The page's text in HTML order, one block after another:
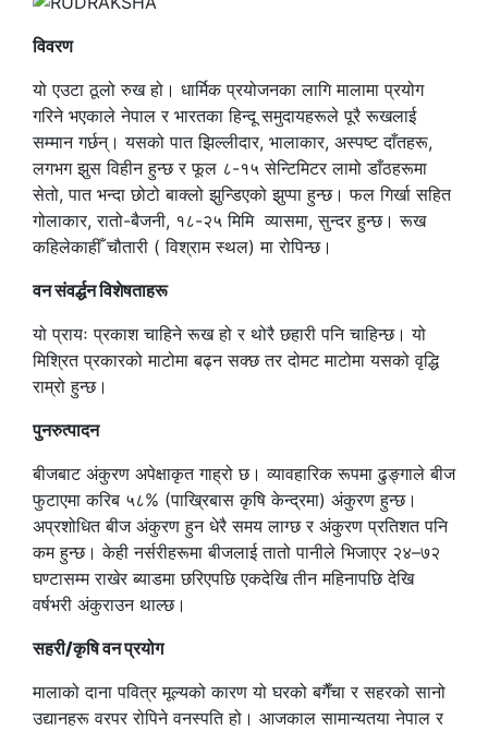
विवरण
यो एउटा ठूलो रुख हो। धार्मिक प्रयोजनका लागि मालामा प्रयोग
गरिने भएकाले नेपाल र भारतका हिन्दू समुदायहरूले पूरै रूखलाई
सम्मान गर्छन्। यसको पात झिल्लीदार, भालाकार, अस्पष्ट दाँतहरू,
लगभग झुस विहीन हुन्छ र फूल ८-१५ सेन्टिमिटर लामो डाँठहरूमा
सेतो, पात भन्दा छोटो बाक्लो झुन्डिएको झुप्पा हुन्छ। फल गिर्खा सहित
गोलाकार, रातो-बैजनी, १८-२५ मिमि व्यासमा, सुन्दर हुन्छ। रूख
कहिलेकाहीँ चौतारी ( विश्राम स्थल) मा रोपिन्छ।
वन संवर्द्धन विशेषताहरू
यो प्रायः प्रकाश चाहिने रूख हो र थोरै छहारी पनि चाहिन्छ। यो
मिश्रित प्रकारको माटोमा बढ्न सक्छ तर दोमट माटोमा यसको वृद्धि
राम्रो हुन्छ।
पुनरुत्पादन
बीजबाट अंकुरण अपेक्षाकृत गाह्रो छ। व्यावहारिक रूपमा ढुङ्गाले बीज
फुटाएमा करिब ५८% (पाख्रिबास कृषि केन्द्रमा) अंकुरण हुन्छ।
अप्रशोधित बीज अंकुरण हुन धेरै समय लाग्छ र अंकुरण प्रतिशत पनि
कम हुन्छ। केही नर्सरीहरूमा बीजलाई तातो पानीले भिजाएर २४–७२
घण्टासम्म राखेर ब्याडमा छरिएपछि एकदेखि तीन महिनापछि देखि
वर्षभरी अंकुराउन थाल्छ।
सहरी/कृषि वन प्रयोग
मालाको दाना पवित्र मूल्यको कारण यो घरको बगैँचा र सहरको सानो
उद्यानहरू वरपर रोपिने वनस्पति हो। आजकाल सामान्यतया नेपाल र